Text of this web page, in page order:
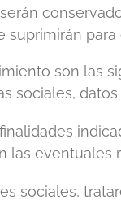
para
son las
sociales,
eventuales
sociales,